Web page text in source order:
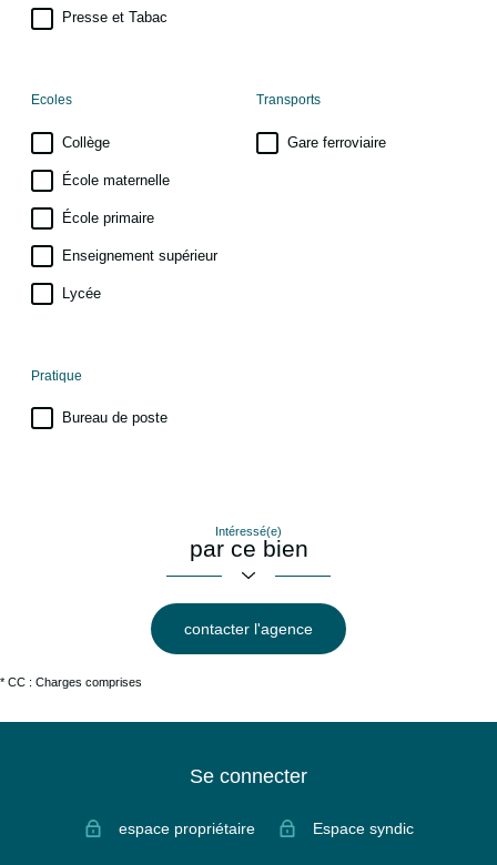
Presse et Tabac
Ecoles
Collège
École maternelle
École primaire
Enseignement supérieur
Lycée
Transports
Gare ferroviaire
Pratique
Bureau de poste
Intéressé(e)
par ce bien
contacter l'agence
* CC : Charges comprises
Se connecter
espace propriétaire Espace syndic